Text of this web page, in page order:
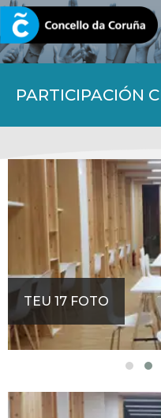
PARTICIPACIÓN
CORUNA.GAL
TEU 17 FOTO